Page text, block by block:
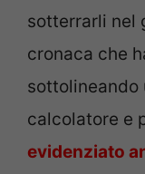
sotterrarli nel
cronaca che
calcolatore e
evidenziato